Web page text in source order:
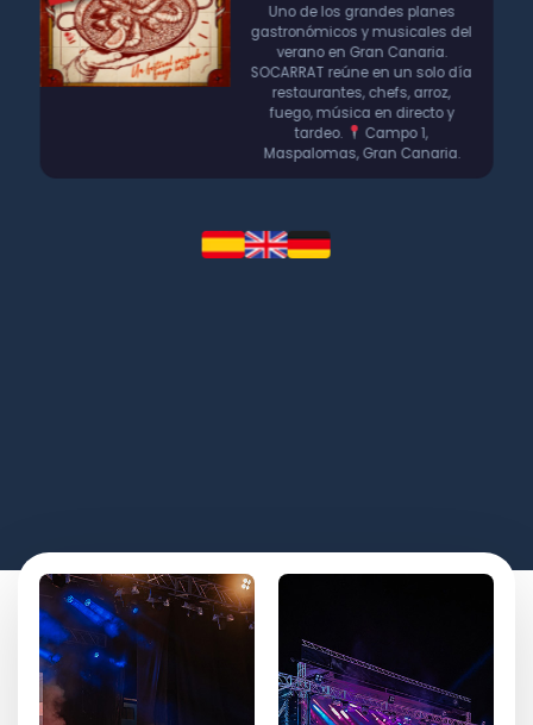
Uno de los grandes planes
gastronómicos y musicales del
verano en Gran Canaria.
SOCARRAT reúne en un solo día
restaurantes, chefs, arroz,
fuego, música en directo y
tardeo.
Campo 1,
Maspalomas, Gran Canaria.